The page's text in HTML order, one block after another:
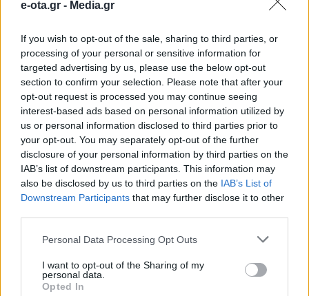
e-ota.gr - Media.gr
If you wish to opt-out of the sale, sharing to third parties, or
processing of your personal or sensitive information for
targeted advertising by us, please use the below opt-out
section to confirm your selection. Please note that after your
opt-out request is processed you may continue seeing
interest-based ads based on personal information utilized by
us or personal information disclosed to third parties prior to
your opt-out. You may separately opt-out of the further
disclosure of your personal information by third parties on the
IAB’s list of downstream participants. This information may
also be disclosed by us to third parties on the IAB’s List of
Downstream Participants that may further disclose it to other
Personal Data Processing Opt Outs
I want to opt-out of the Sharing of my
personal data.
Opted In
Συνεργασία του Περιφερειάρχη
ΑΜΘ με τον Διοικητή της ΑΑΔΕ για
την ισχυροποίηση του ελεγκτικού
ρόλου των Τελωνείων
«Τα Τελωνεία της Ανατολικής Μακεδονίας και Θράκης
δεν είναι απλά σημεία διέλευσης. Είναι τα σύνορα της
οικονομίας μας, οι πύλες της ανάπτυξης, αλλά και η
πρώτη γραμμή άμυνας απέναντι στο παραεμπόριο και